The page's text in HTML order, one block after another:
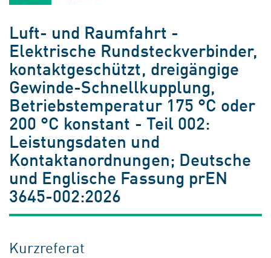
Luft- und Raumfahrt -
Elektrische Rundsteckverbinder,
kontaktgeschützt, dreigängige
Gewinde-Schnellkupplung,
Betriebstemperatur 175 °C oder
200 °C konstant - Teil 002:
Leistungsdaten und
Kontaktanordnungen; Deutsche
und Englische Fassung prEN
3645-002:2026
Kurzreferat